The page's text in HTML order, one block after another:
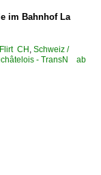
im Bahnhof La
CH , Schweiz /
- TransN ab